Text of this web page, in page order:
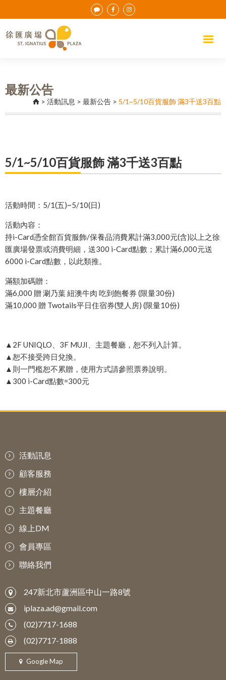
最新公告
> 活動訊息 > 最新公告 > 5/1~5/10百貨服飾 滿3千送3百點
5/1~5/10百貨服飾 滿3千送3百點
活動時間：5/1(五)~5/10(日)
活動內容：
持i-Card憑全館百貨服飾/保養品消費累計滿3,000元(含)以上之徐
匯廣場發票或消費明細，送300 i-Card點數；累計滿6,000元送
6000 i-Card點數，以此類推。
滿額加碼贈：
滿6,000 贈 涮乃葉 紐澳牛肉 吃到飽餐券 (限量30份)
滿10,000 贈 Twotails平日住宿券(雙人房) (限量10份)
▲2F UNIQLO、3F MUJI、主題餐廳，恕不列入計算。
▲恕不接受跨日兌換。
▲則一門檻恕不累贈，使用方式請參照票券說明。
▲300 i-Card點數=300元
活動訊息
顧客服務
樓層介紹
主題餐廳
線上DM
會員專區
聯絡我們
247新北市蘆洲區中山一路8號
iplaza.ad@gmail.com
(02)7717-1688
(02)7717-1888
Google Map